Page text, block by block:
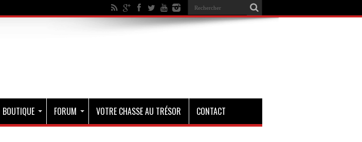
BOUTIQUE FORUM VOTRE CHASSE AU TRÉSOR CONTACT